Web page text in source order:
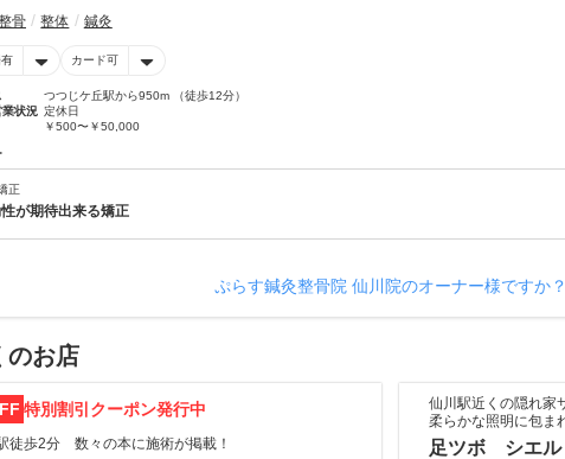
骨 整体 鍼灸
カード可
つつじケ丘駅から950m （徒歩12分）
業状況 定休日
￥500〜￥50,000
正
が期待出来る矯正
ぷらす鍼灸整骨院 仙川院のオーナー様ですか？
のお店
特別割引クーポン発行中
徒歩2分 数々の本に施術が掲載！
仙川駅近くの隠れ家
柔らかな照明に包ま
足ツボ シエ